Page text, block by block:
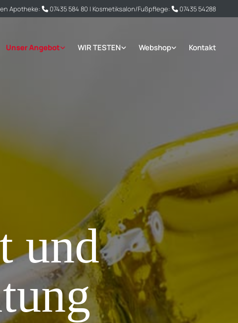
Apotheke:  07435 584 80 | Kosmetiksalon/Fußpflege:  07435 54288
Unser Angebot WIR TESTEN Webshop Kontakt
und